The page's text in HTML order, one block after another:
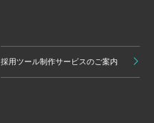
採用ツール制作サービスのご案内